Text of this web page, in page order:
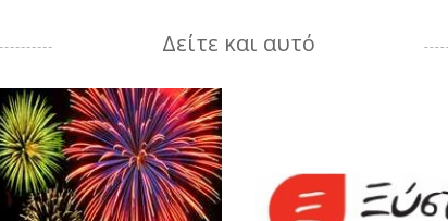
Δείτε και αυτό